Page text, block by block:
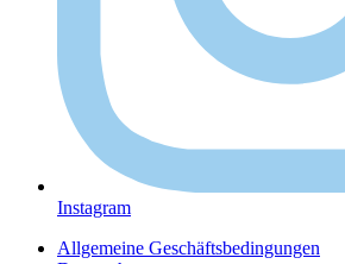
Instagram
Allgemeine Geschäftsbedingungen